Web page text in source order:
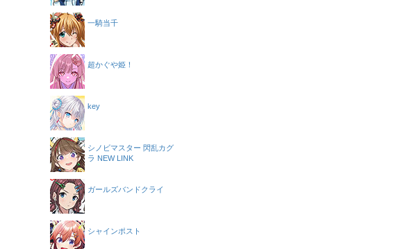
一騎当千
超かぐや姫！
key
シノビマスター 閃乱カグ
ラ NEW LINK
ガールズバンドクライ
シャインポスト